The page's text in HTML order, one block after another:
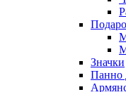
Значки
Панно